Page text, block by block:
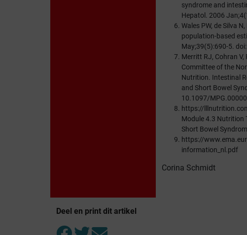
syndrome and
Hepatol. 2006
Wales PW, de Silva
population-based
May;39(5):690-5.
Merritt RJ, Cohran V,
Committee of the
Nutrition. Intestinal
and Short Bowel
10.1097/
https://
Module 4.3 Nutrition
Short Bowel
https://
information_nl.pdf
Corina Schmidt
Deel en print dit artikel